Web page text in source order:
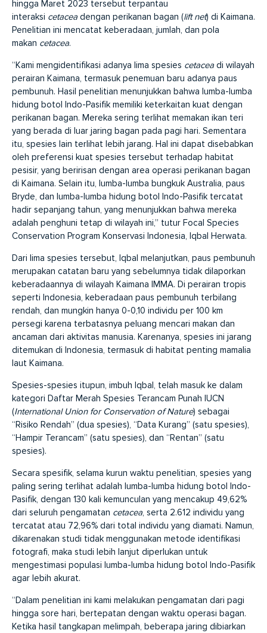
hingga Maret 2023 tersebut terpantau
interaksi cetacea dengan perikanan bagan (lift net) di Kaimana.
Penelitian ini mencatat keberadaan, jumlah, dan pola
makan cetacea.
“Kami mengidentifikasi adanya lima spesies cetacea di wilayah
perairan Kaimana, termasuk penemuan baru adanya paus
pembunuh. Hasil penelitian menunjukkan bahwa lumba-lumba
hidung botol Indo-Pasifik memiliki keterkaitan kuat dengan
perikanan bagan. Mereka sering terlihat memakan ikan teri
yang berada di luar jaring bagan pada pagi hari. Sementara
itu, spesies lain terlihat lebih jarang. Hal ini dapat disebabkan
oleh preferensi kuat spesies tersebut terhadap habitat
pesisir, yang beririsan dengan area operasi perikanan bagan
di Kaimana. Selain itu, lumba-lumba bungkuk Australia, paus
Bryde, dan lumba-lumba hidung botol Indo-Pasifik tercatat
hadir sepanjang tahun, yang menunjukkan bahwa mereka
adalah penghuni tetap di wilayah ini,” tutur Focal Species
Conservation Program Konservasi Indonesia, Iqbal Herwata.
Dari lima spesies tersebut, Iqbal melanjutkan, paus pembunuh
merupakan catatan baru yang sebelumnya tidak dilaporkan
keberadaannya di wilayah Kaimana IMMA. Di perairan tropis
seperti Indonesia, keberadaan paus pembunuh terbilang
rendah, dan mungkin hanya 0-0,10 individu per 100 km
persegi karena terbatasnya peluang mencari makan dan
ancaman dari aktivitas manusia. Karenanya, spesies ini jarang
ditemukan di Indonesia, termasuk di habitat penting mamalia
laut Kaimana.
Spesies-spesies itupun, imbuh Iqbal, telah masuk ke dalam
kategori Daftar Merah Spesies Terancam Punah IUCN
(International Union for Conservation of Nature) sebagai
“Risiko Rendah” (dua spesies), “Data Kurang” (satu spesies),
“Hampir Terancam” (satu spesies), dan “Rentan” (satu
spesies).
Secara spesifik, selama kurun waktu penelitian, spesies yang
paling sering terlihat adalah lumba-lumba hidung botol Indo-
Pasifik, dengan 130 kali kemunculan yang mencakup 49,62%
dari seluruh pengamatan cetacea, serta 2.612 individu yang
tercatat atau 72,96% dari total individu yang diamati. Namun,
dikarenakan studi tidak menggunakan metode identifikasi
fotografi, maka studi lebih lanjut diperlukan untuk
mengestimasi populasi lumba-lumba hidung botol Indo-Pasifik
agar lebih akurat.
“Dalam penelitian ini kami melakukan pengamatan dari pagi
hingga sore hari, bertepatan dengan waktu operasi bagan.
Ketika hasil tangkapan melimpah, beberapa jaring dibiarkan